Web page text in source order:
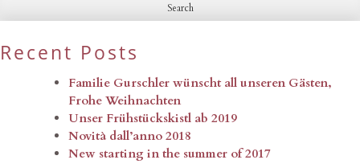
Recent Posts
Familie Gurschler wünscht all unseren Gästen,
Frohe Weihnachten
Unser Frühstückskistl ab 2019
Novità dall’anno 2018
New starting in the summer of 2017